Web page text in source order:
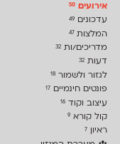
אירועים 50
עדכונים 49
המלצות47
מדריכים/ות 32
דעות 32
לגזור ולשמור 18
פונטים חינמיים 17
עיצוב וקוד 16
קול קורא 9
ראיון 7